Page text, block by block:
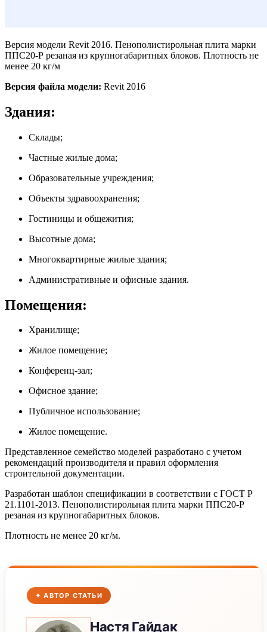
Версия модели Revit 2016. Пенополистирольная плита марки
ППС20-Р резаная из крупногабаритных блоков. Плотность не
менее 20 кг/м
Версия файла модели: Revit 2016
Здания:
Склады;
Частные жилые дома;
Образовательные учреждения;
Объекты здравоохранения;
Гостиницы и общежития;
Высотные дома;
Многоквартирные жилые здания;
Административные и офисные здания.
Помещения:
Хранилище;
Жилое помещение;
Конференц-зал;
Офисное здание;
Публичное использование;
Жилое помещение.
Представленное семейство моделей разработано с учетом
рекомендаций производителя и правил оформления
строительной документации.
Разработан шаблон спецификации в соответствии с ГОСТ Р
21.1101-2013. Пенополистирольная плита марки ППС20-Р
резаная из крупногабаритных блоков.
Плотность не менее 20 кг/м.
✦ АВТОР СТАТЬИ
Настя Гайдак